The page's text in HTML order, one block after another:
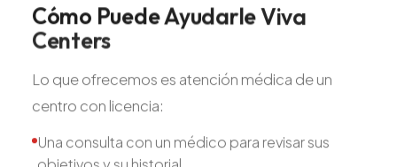
Cómo PuedeAyudarleViva
Centers
Lo que ofrecemos es atención médica de un
centro con licencia:
Una consulta con un médico para revisar sus